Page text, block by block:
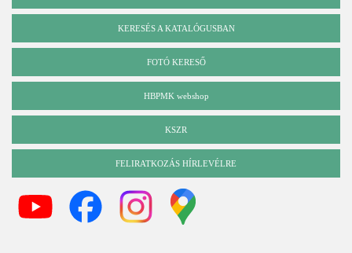
Katalógus
KERESÉS A KATALÓGUSBAN
FOTÓ KERESŐ
HBPMK webshop
KSZR
FELIRATKOZÁS HÍRLEVÉLRE